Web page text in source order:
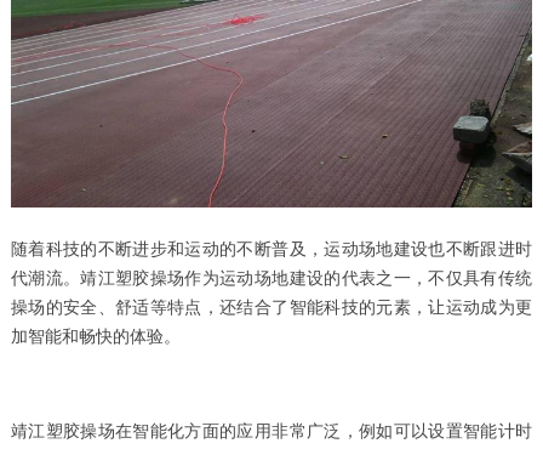
随着科技的不断进步和运动的不断普及，运动场地建设也不断跟进时
代潮流。靖江塑胶操场作为运动场地建设的代表之一，不仅具有传统
操场的安全、舒适等特点，还结合了智能科技的元素，让运动成为更
加智能和畅快的体验。
靖江塑胶操场在智能化方面的应用非常广泛，例如可以设置智能计时